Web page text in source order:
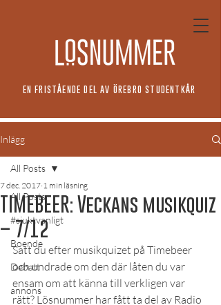
EN FRISTÅENDE DEL AV ÖREBRO STUDENTKÅR
Inlägg
All Posts
#sjuktvanligt
Boende
Debatt
annons
All Posts
TIMEBEER: Veckans musikquiz
– 7/12
7 dec. 2017 1 min läsning
Satt du efter musikquizet på Timebeer
och undrade om den där låten du var
ensam om att känna till verkligen var
rätt? Lösnummer har fått ta del av Radio